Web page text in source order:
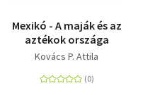
Mexikó - A maják és az
aztékok országa
Kovács P. Attila